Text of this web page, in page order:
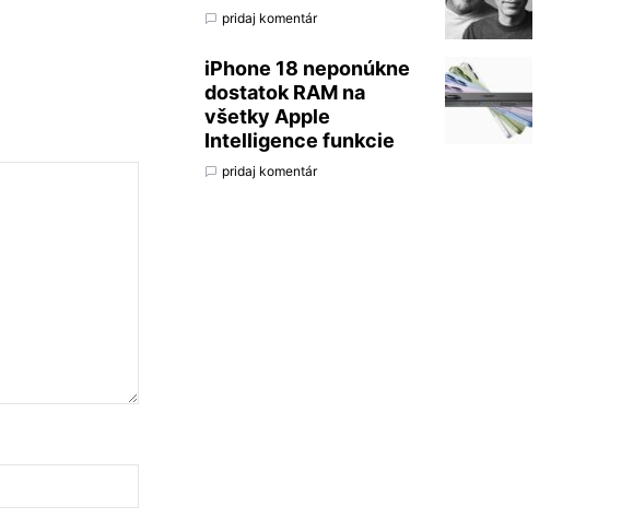
pridaj komentár
iPhone 18 neponúkne
dostatok RAM na
všetky Apple
Intelligence funkcie
pridaj komentár